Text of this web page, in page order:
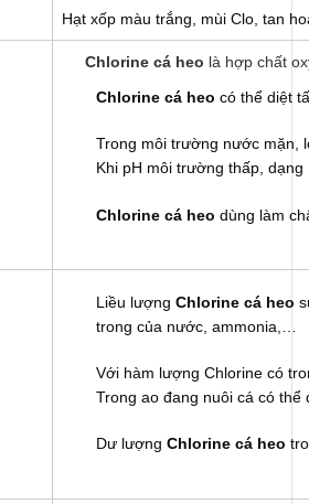
Hạt xốp màu trắng, mùi Clo, tan
Chlorine cá heo là hợp chất
Chlorine cá heo có thể diệt
Trong môi trường nước mặn,
Khi pH môi trường thấp,
Chlorine cá heo dùng làm
Liều lượng Chlorine cá heo
trong của nước, ammonia,…
Với hàm lượng Chlorine có
Trong ao đang nuôi cá có
Dư lượng Chlorine cá heo